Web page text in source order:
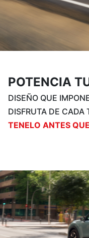
POTENCIA
DISEÑO QUE
DISFRUTA DE CADA
TENELO ANTES